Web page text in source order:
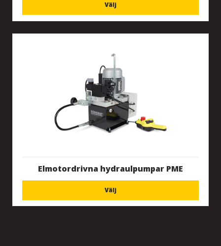
Välj
Elmotordrivna hydraulpumpar PME
Välj